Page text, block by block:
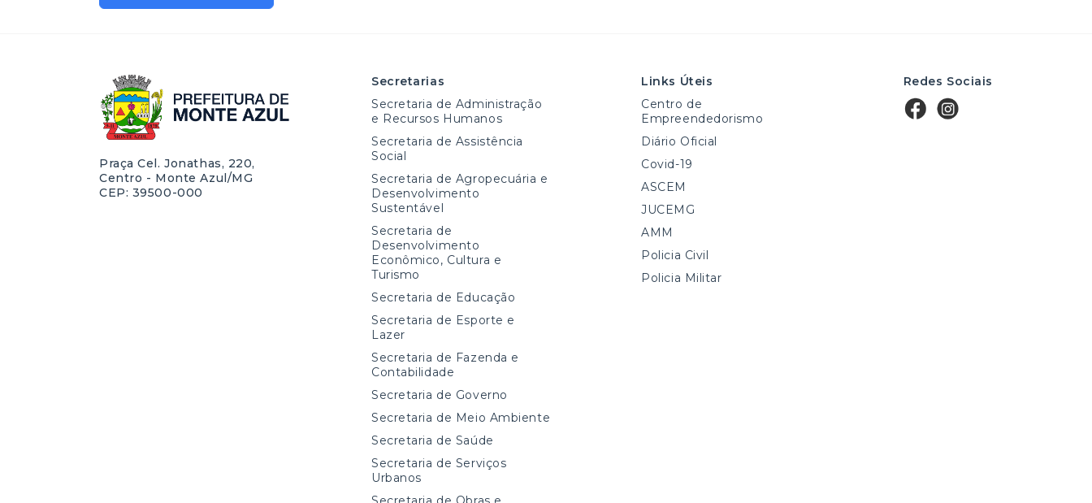
Praça Cel. Jonathas, 220,
Centro - Monte Azul/MG
CEP: 39500-000
Secretarias
Secretaria de Administração
e Recursos Humanos
Secretaria de Assistência
Social
Secretaria de Agropecuária e
Desenvolvimento
Sustentável
Secretaria de
Desenvolvimento
Econômico, Cultura e
Turismo
Secretaria de Educação
Secretaria de Esporte e
Lazer
Secretaria de Fazenda e
Contabilidade
Secretaria de Governo
Secretaria de Meio Ambiente
Secretaria de Saúde
Secretaria de Serviços
Urbanos
Links Úteis
Centro de
Empreendedorismo
Diário Oficial
Covid-19
ASCEM
JUCEMG
AMM
Policia Civil
Policia Militar
Redes Sociais